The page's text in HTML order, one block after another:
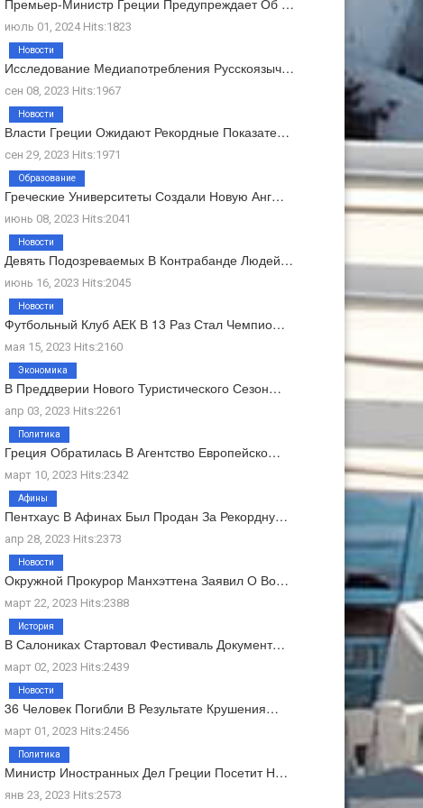
Премьер-Министр Греции Предупреждает Об …
июль 01, 2024 Hits:1823
Исследование Медиапотребления Русскоязыч…
сен 08, 2023 Hits:1967
Новости
Власти Греции Ожидают Рекордные Показате…
сен 29, 2023 Hits:1971
Новости
Греческие Университеты Создали Новую Анг…
июнь 08, 2023 Hits:2041
Образование
Девять Подозреваемых В Контрабанде Людей…
июнь 16, 2023 Hits:2045
Новости
Футбольный Клуб АЕК В 13 Раз Стал Чемпио…
мая 15, 2023 Hits:2160
Новости
В Преддверии Нового Туристического Сезон…
апр 03, 2023 Hits:2261
Экономика
Греция Обратилась В Агентство Европейско…
март 10, 2023 Hits:2342
Политика
Пентхаус В Афинах Был Продан За Рекордну…
апр 28, 2023 Hits:2373
Афины
Окружной Прокурор Манхэттена Заявил О Во…
март 22, 2023 Hits:2388
Новости
В Салониках Стартовал Фестиваль Документ…
март 02, 2023 Hits:2439
История
36 Человек Погибли В Результате Крушения…
март 01, 2023 Hits:2456
Новости
Министр Иностранных Дел Греции Посетит Н…
янв 23, 2023 Hits:2573
Политика